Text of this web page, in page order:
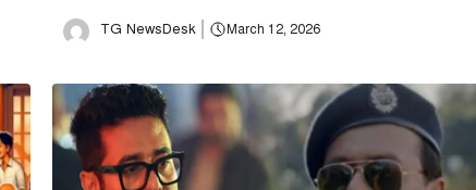
TG NewsDesk March 12, 2026